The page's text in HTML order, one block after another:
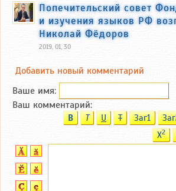
Попечительский совет
и изучения языков РФ
Николай Фёдоров
2019, 01, 30
Добавить новый комментарий
Ваше имя:
Ваш комментарий:
B T U T Заг1
X2